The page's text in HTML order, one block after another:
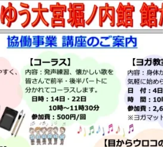
としてご利用ください。 ゆうゆう館は区内
に住む60歳以上の方の憩い、生きがい学
び、ふれあい交流、健康づくりの場として
利用いただく施設です。ご利用の際は「高
者活動支援センター・ゆうゆう館利用証」
ご提示ください。（利用証発行には身分証
書のご提示が必要です。） ゆうゆう館には
【個人利用】【団体利用】の他に、運営団
が運営する【協働事業】と、空いているお
屋を有料でお使いいただける【一般利用】
ございます。 【協働事業】は区内・区外問
わず、60歳以下の方でもご参加いただける